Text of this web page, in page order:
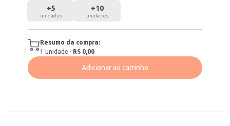
+5
unidades
+10
unidades
Resumo da compra:
1 unidade · R$ 0,00
Adicionar ao carrinho